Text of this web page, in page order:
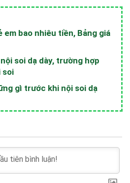
em bao nhiêu tiền, Bảng giá
soi dạ dày, trường hợp
soi
gì trước khi nội soi dạ